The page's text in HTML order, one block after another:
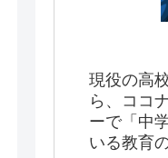
現役の高
ら、ココ
ーで「中
いる教育